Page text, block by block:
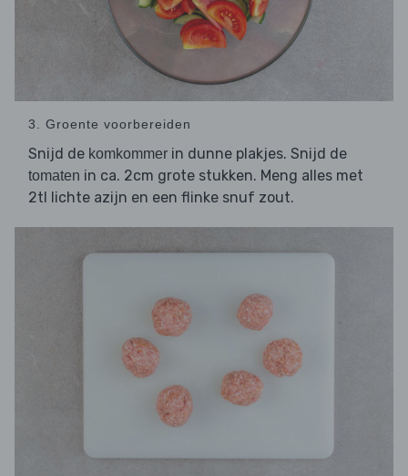
3. Groente voorbereiden
Snijd de komkommer in dunne plakjes. Snijd de
tomaten in ca. 2cm grote stukken. Meng alles met
2tl lichte azijn en een flinke snuf zout.